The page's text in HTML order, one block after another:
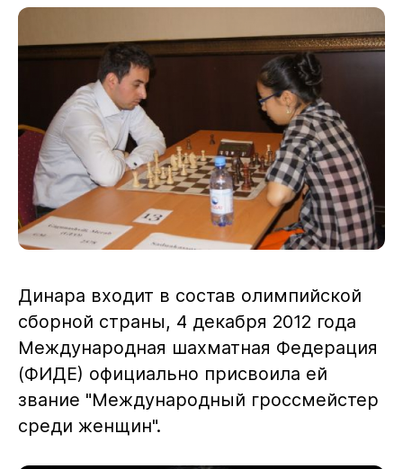
Динара входит в состав олимпийской
сборной страны, 4 декабря 2012 года
Международная шахматная Федерация
(ФИДЕ) официально присвоила ей
звание "Международный гроссмейстер
среди женщин".